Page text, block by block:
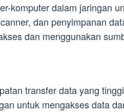
komputer dalam jaringan
dan penyimpanan
dan menggunakan
transfer data yang
untuk mengakses data